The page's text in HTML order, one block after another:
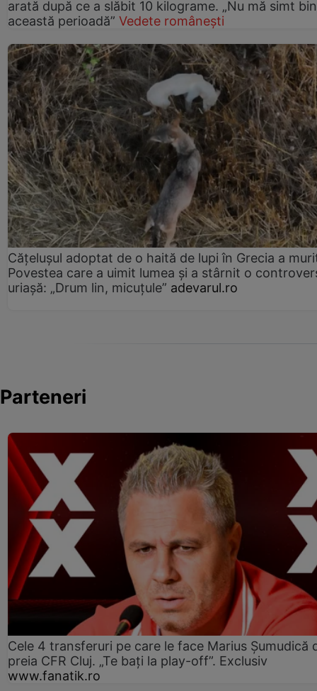
arată după ce a slăbit 10 kilograme. „Nu mă simt
această perioadă” Vedete românești
Cățelușul adoptat de o haită de lupi în Grecia a
Povestea care a uimit lumea și a stârnit o
uriașă: „Drum lin, micuțule” adevarul.ro
Parteneri
Cele 4 transferuri pe care le face Marius Șumudică
preia CFR Cluj. „Te bați la play-off”. Exclusiv
www.fanatik.ro